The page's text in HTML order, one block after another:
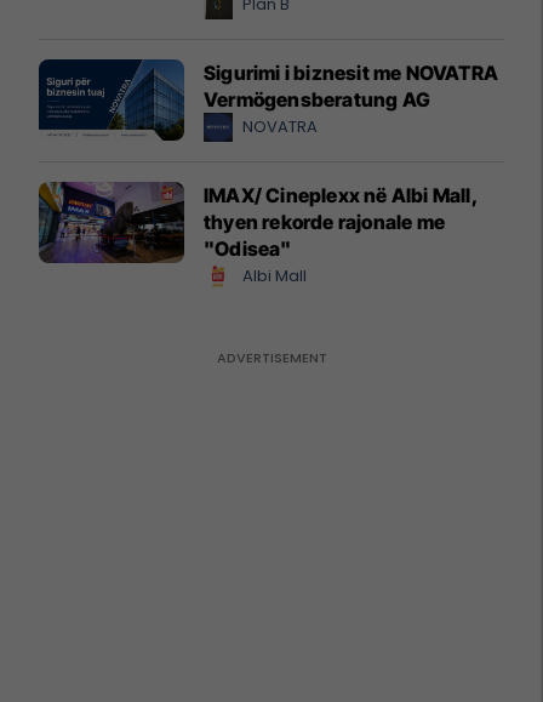
Sigurimi i biznesit me NOVATRA
Vermögensberatung AG
NOVATRA
IMAX/ Cineplexx në Albi Mall,
thyen rekorde rajonale me
"Odisea"
Albi Mall